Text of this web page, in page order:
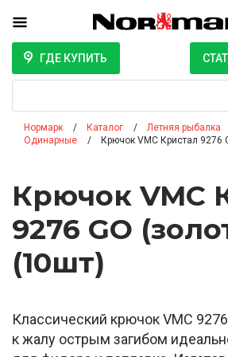
ГДЕ КУПИТЬ
Нормарк Каталог Летняя рыбалка
Одинарные
Крючок VMC Кристал 9276
Крючок VMC
9276 GO
(10шт)
Классический крючок VMC
к жалу острым загибом